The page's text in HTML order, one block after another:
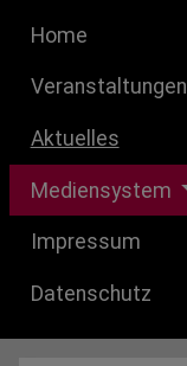
Home
Veranstaltungen
Aktuelles
Mediensystem
Impressum
Datenschutz